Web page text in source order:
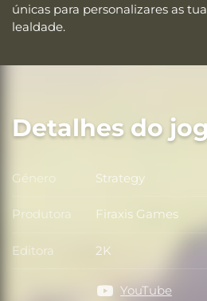
únicas para personalizares as
lealdade.
Detalhes do
Género Género
Strategy
Produtora Produtora
Firaxis Games
Editora Editora
2K
YouTube